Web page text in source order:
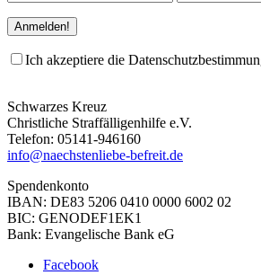
Ich akzeptiere die
Schwarzes Kreuz
Christliche Straffälligenhilfe e.V.
Telefon: 05141-946160
info@naechstenliebe-befreit.de
Spendenkonto
IBAN: DE83 5206 0410 0000 6002 02
BIC: GENODEF1EK1
Bank: Evangelische Bank eG
Facebook